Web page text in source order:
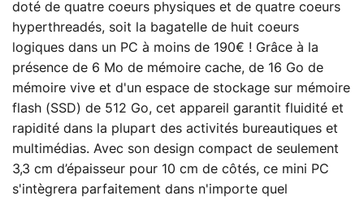
doté de quatre coeurs physiques et de quatre coeurs
hyperthreadés, soit la bagatelle de huit coeurs
logiques dans un PC à moins de 190€ ! Grâce à la
présence de 6 Mo de mémoire cache, de 16 Go de
mémoire vive et d'un espace de stockage sur mémoire
flash (SSD) de 512 Go, cet appareil garantit fluidité et
rapidité dans la plupart des activités bureautiques et
multimédias. Avec son design compact de seulement
3,3 cm d’épaisseur pour 10 cm de côtés, ce mini PC
s'intègrera parfaitement dans n'importe quel